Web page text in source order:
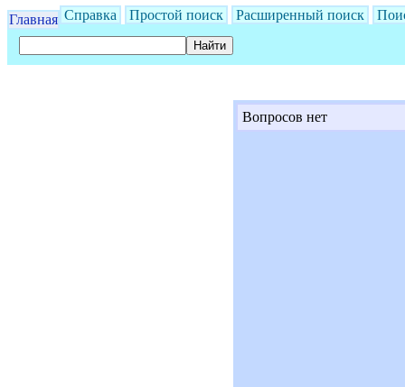
Главная Справка Простой поиск Расширенный поиск
Вопросов нет